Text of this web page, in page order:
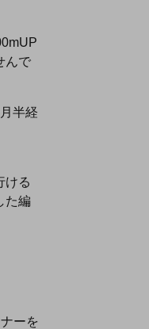
んで
半経
ける
た編
ーを